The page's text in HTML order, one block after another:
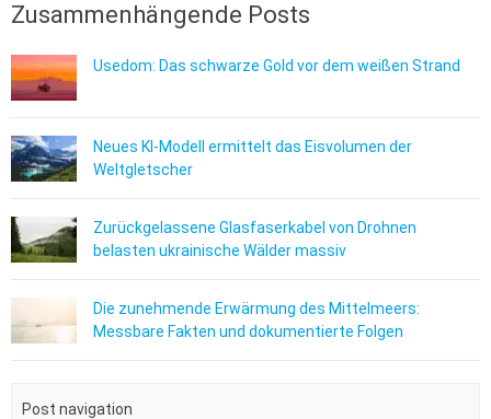
Zusammenhängende Posts
Usedom: Das schwarze Gold vor dem weißen Strand
Neues KI-Modell ermittelt das Eisvolumen der
Weltgletscher
Zurückgelassene Glasfaserkabel von Drohnen
belasten ukrainische Wälder massiv
Die zunehmende Erwärmung des Mittelmeers:
Messbare Fakten und dokumentierte Folgen
Post navigation